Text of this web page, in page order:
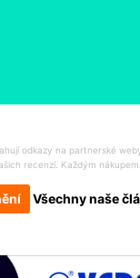
odkazy na partnerské
recenzí. Každým
Všechny naše